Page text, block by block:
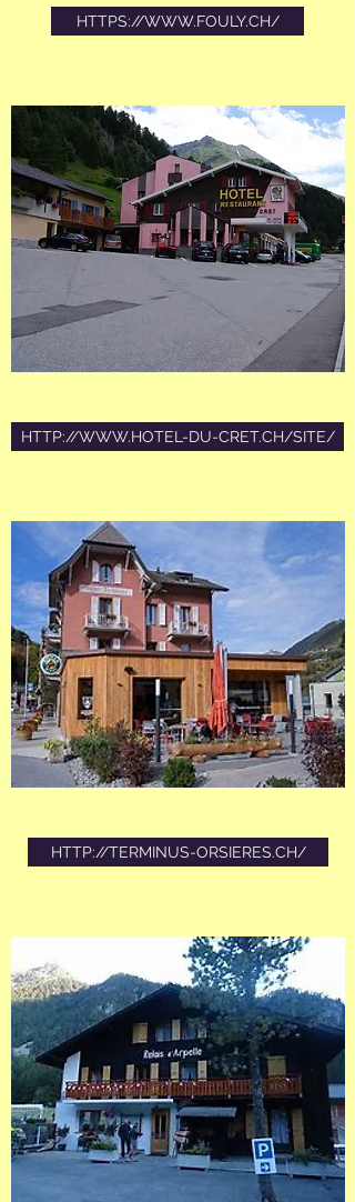
HTTPS://WWW.FOULY.CH/
HTTP://WWW.HOTEL-DU-CRET.CH/SITE/
HTTP://TERMINUS-ORSIERES.CH/